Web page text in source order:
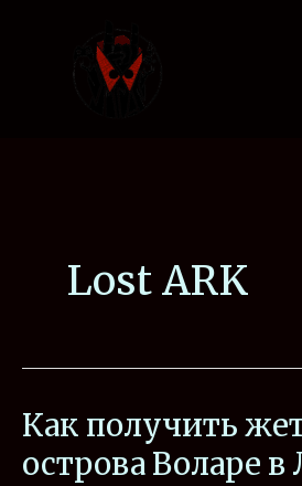
содержимому
Lost ARK
Как получить
острова Воларе в
Как
жетон